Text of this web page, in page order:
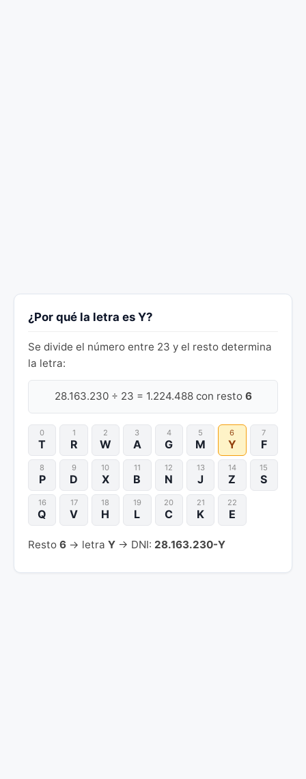
¿Por qué la letra es Y?
Se divide el número entre 23 y el resto determina
la letra:
28.163.230 ÷ 23 = 1.224.488 con resto 6
0
T
1
R
2
W
3
A
4
G
5
M
6
Y
7
F
8
P
9
D
10
X
11
B
12
N
13
J
14
Z
15
S
16
Q
17
V
18
H
19
L
20
C
21
K
22
E
Resto 6 → letra Y → DNI: 28.163.230-Y